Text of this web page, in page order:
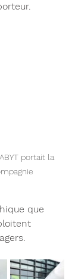
portait la
que